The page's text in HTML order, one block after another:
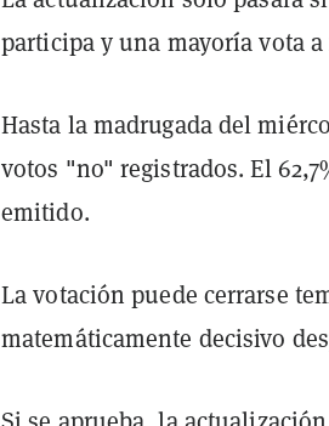
participa y una mayoría vota a
Hasta la madrugada del
votos "no" registrados. El
emitido.
La votación puede cerrarse
matemáticamente decisivo